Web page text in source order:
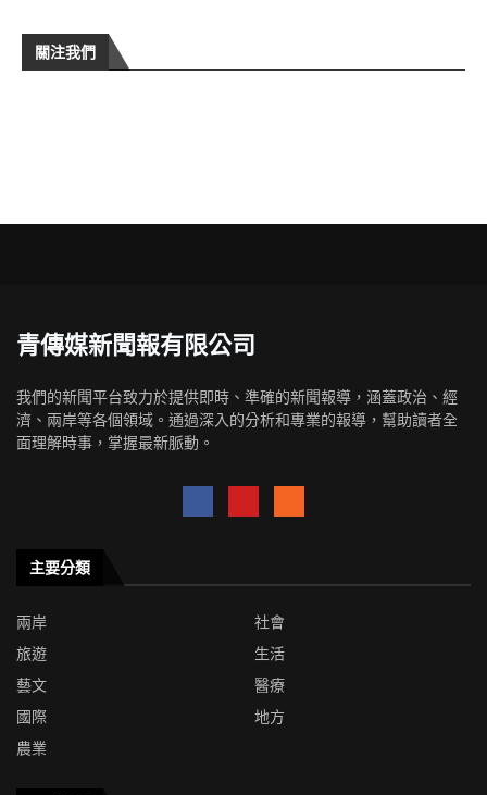
關注我們
青傳媒新聞報有限公司
我們的新聞平台致力於提供即時、準確的新聞報導，涵蓋政治、經
濟、兩岸等各個領域。通過深入的分析和專業的報導，幫助讀者全
面理解時事，掌握最新脈動。
主要分類
兩岸
社會
旅遊
生活
藝文
醫療
國際
地方
農業